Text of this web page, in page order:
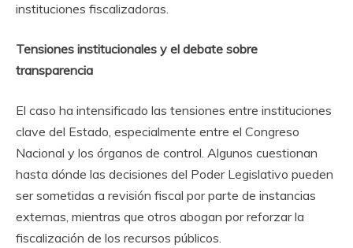
instituciones fiscalizadoras.
Tensiones institucionales y el debate sobre
transparencia
El caso ha intensificado las tensiones entre instituciones
clave del Estado, especialmente entre el Congreso
Nacional y los órganos de control. Algunos cuestionan
hasta dónde las decisiones del Poder Legislativo pueden
ser sometidas a revisión fiscal por parte de instancias
externas, mientras que otros abogan por reforzar la
fiscalización de los recursos públicos.